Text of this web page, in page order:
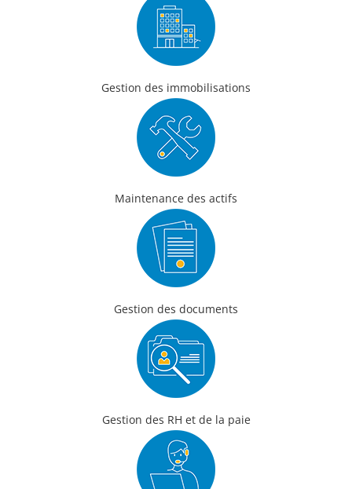
Gestion des immobilisations
Maintenance des actifs
Gestion des documents
Gestion des RH et de la paie